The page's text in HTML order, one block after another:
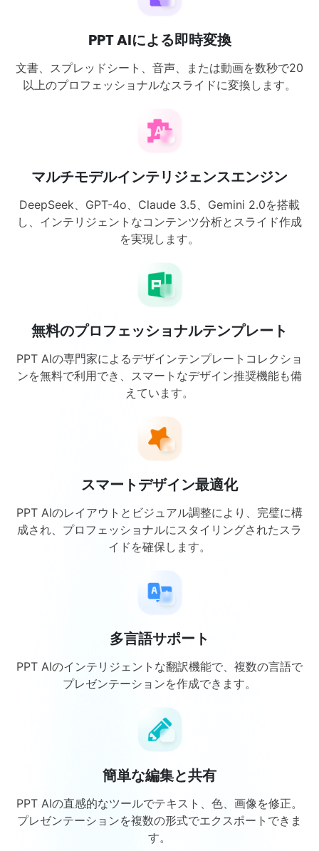
PPT AIによる即時変換
文書、スプレッドシート、音声、または動画を数秒で20
以上のプロフェッショナルなスライドに変換します。
マルチモデルインテリジェンスエンジン
DeepSeek、GPT-4o、Claude 3.5、Gemini 2.0を搭載
し、インテリジェントなコンテンツ分析とスライド作成
を実現します。
無料のプロフェッショナルテンプレート
PPT AIの専門家によるデザインテンプレートコレクショ
ンを無料で利用でき、スマートなデザイン推奨機能も備
えています。
スマートデザイン最適化
PPT AIのレイアウトとビジュアル調整により、完璧に構
成され、プロフェッショナルにスタイリングされたスラ
イドを確保します。
多言語サポート
PPT AIのインテリジェントな翻訳機能で、複数の言語で
プレゼンテーションを作成できます。
簡単な編集と共有
PPT AIの直感的なツールでテキスト、色、画像を修正。
プレゼンテーションを複数の形式でエクスポートできま
す。